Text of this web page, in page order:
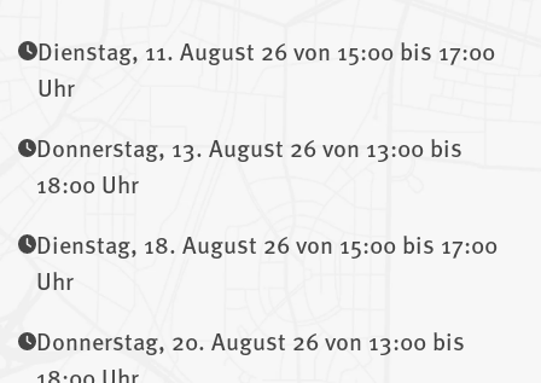
Dienstag, 11. August 26 von 15:00 bis 17:00
Uhr
Donnerstag, 13. August 26 von 13:00 bis
18:00 Uhr
Dienstag, 18. August 26 von 15:00 bis 17:00
Uhr
Donnerstag, 20. August 26 von 13:00 bis